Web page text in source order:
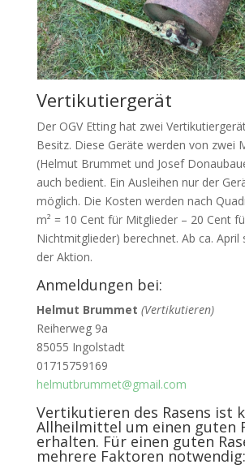
Vertikutiergerät
Der OGV Etting hat zwei
Besitz. Diese Geräte werden von zwei
(Helmut Brummet und Josef
auch bedient. Ein Ausleihen nur der
möglich. Die Kosten werden nach
m² = 10 Cent für Mitglieder – 20 Cent
Nichtmitglieder) berechnet. Ab ca.
der Aktion.
Anmeldungen bei:
Helmut Brummet (Vertikutieren)
Reiherweg 9a
85055 Ingolstadt
01715759169
helmutbrummet@gmail.com
Vertikutieren des Rasens ist
Allheilmittel um einen guten
erhalten. Für einen guten
mehrere Faktoren notwendig: